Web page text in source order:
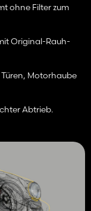
ohne Filter zum
Original-Rauh-
Motorhaube
Abtrieb.
Für diejenigen, die